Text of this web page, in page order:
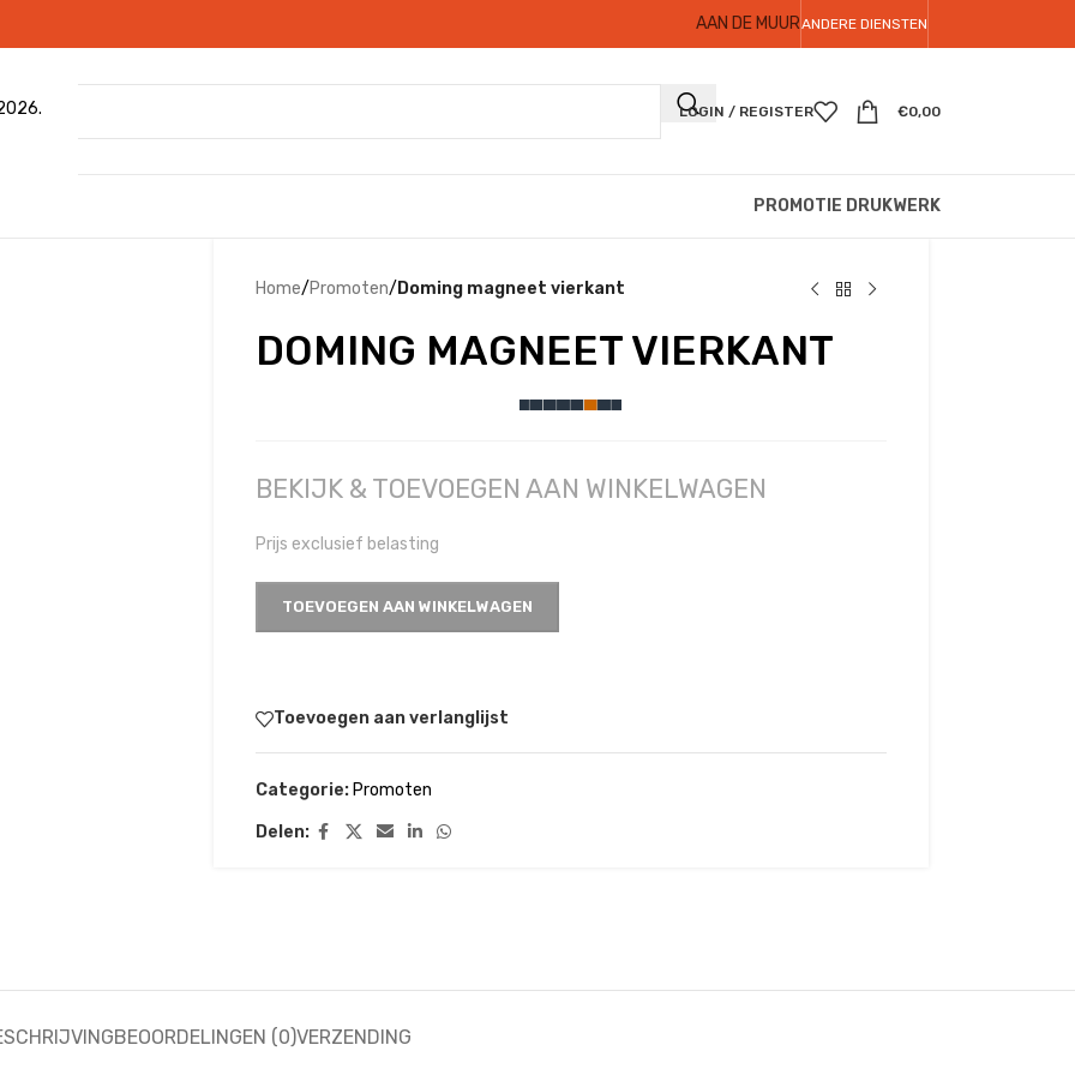
AAN DE MUURANDERE DIENSTEN
LOGIN / REGISTER €0,00
PROMOTIE DRUKWERK
Home/Promoten/ Doming magneet vierkant
DOMING MAGNEET VIERKANT
BEKIJK & TOEVOEGEN AAN WINKELWAGEN
Prijs exclusief belasting
TOEVOEGEN AAN WINKELWAGEN
Toevoegen aan verlanglijst
Categorie: Promoten
Delen:
BEOORDELINGEN (0)VERZENDING